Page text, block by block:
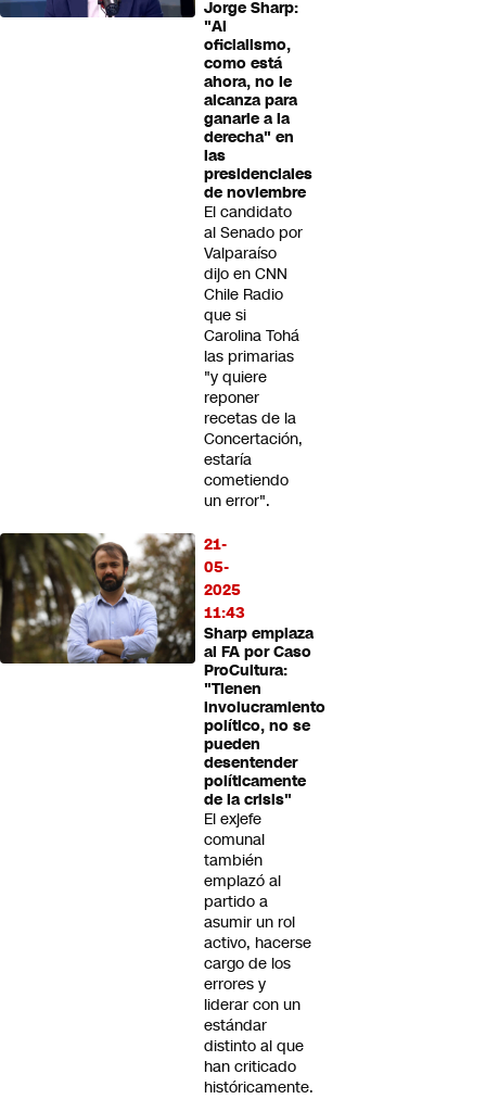
Jorge Sharp:
"Al
oficialismo,
como está
ahora, no le
alcanza para
ganarle a la
derecha" en
las
presidenciales
de noviembre
El candidato
al Senado por
Valparaíso
dijo en CNN
Chile Radio
que si
Carolina Tohá
las primarias
"y quiere
reponer
recetas de la
Concertación,
estaría
cometiendo
un error".
21-
05-
2025
11:43
Sharp emplaza
al FA por Caso
ProCultura:
"Tienen
involucramiento
político, no se
pueden
desentender
políticamente
de la crisis"
El exjefe
comunal
también
emplazó al
partido a
asumir un rol
activo, hacerse
cargo de los
errores y
liderar con un
estándar
distinto al que
han criticado
históricamente.